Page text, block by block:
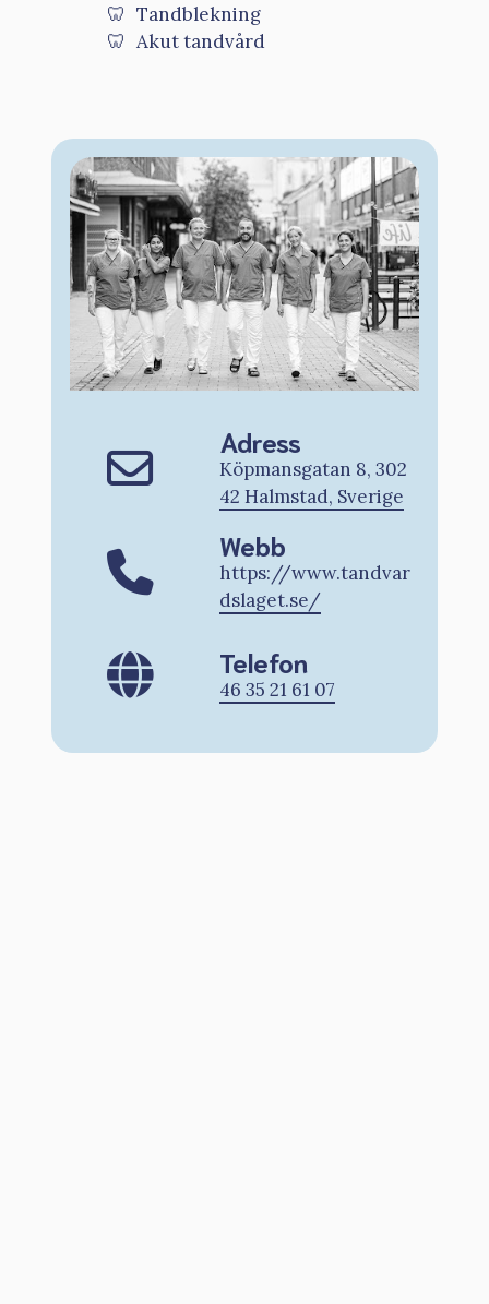
Tandblekning
Akut tandvård
Adress
Köpmansgatan 8, 302
42 Halmstad, Sverige
Webb
https://www.tandvar
dslaget.se/
Telefon
46 35 21 61 07